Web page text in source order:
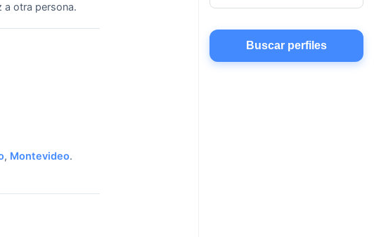
Buscar perfiles
a otra persona.
, Montevideo.